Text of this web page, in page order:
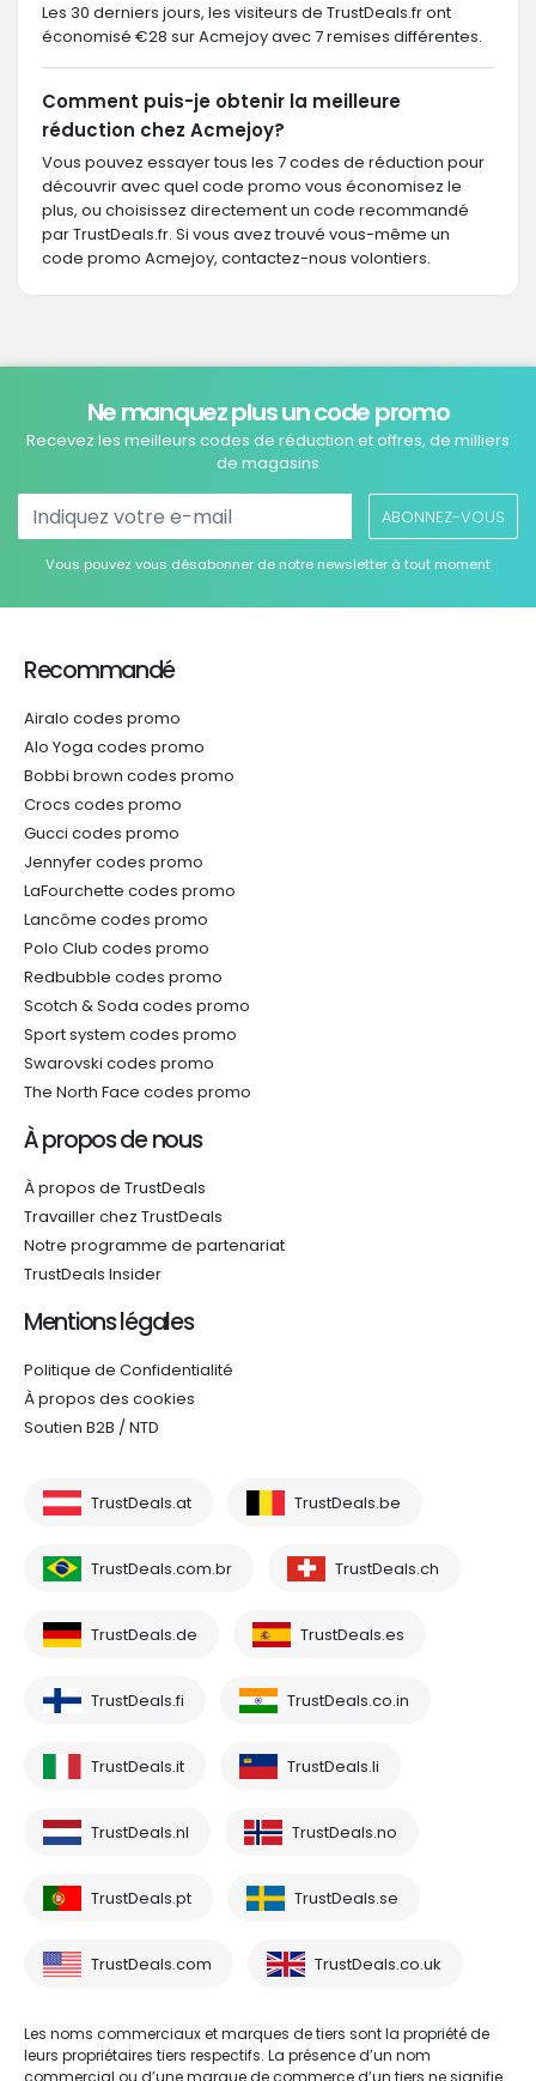
Les 30 derniers jours, les visiteurs de TrustDeals.fr ont
économisé €28 sur Acmejoy avec 7 remises différentes.
Comment puis-je obtenir la meilleure
réduction chez Acmejoy?
Vous pouvez essayer tous les 7 codes de réduction pour
découvrir avec quel code promo vous économisez le
plus, ou choisissez directement un code recommandé
par TrustDeals.fr. Si vous avez trouvé vous-même un
code promo Acmejoy, contactez-nous volontiers.
Ne manquez plus un code promo
Recevez les meilleurs codes de réduction et offres, de milliers
de magasins
ABONNEZ-VOUS
Vous pouvez vous désabonner de notre newsletter à tout moment
Recommandé
Airalo codes promo
Alo Yoga codes promo
Bobbi brown codes promo
Crocs codes promo
Gucci codes promo
Jennyfer codes promo
LaFourchette codes promo
Lancôme codes promo
Polo Club codes promo
Redbubble codes promo
Scotch & Soda codes promo
Sport system codes promo
Swarovski codes promo
The North Face codes promo
À propos de nous
À propos de TrustDeals
Travailler chez TrustDeals
Notre programme de partenariat
TrustDeals Insider
Mentions légales
Politique de Confidentialité
À propos des cookies
Soutien B2B / NTD
TrustDeals.at TrustDeals.be
TrustDeals.com.br TrustDeals.ch
TrustDeals.de TrustDeals.es
TrustDeals.fi TrustDeals.co.in
TrustDeals.it TrustDeals.li
TrustDeals.nl TrustDeals.no
TrustDeals.pt TrustDeals.se
TrustDeals.com TrustDeals.co.uk
Les noms commerciaux et marques de tiers sont la propriété de
leurs propriétaires tiers respectifs. La présence d’un nom
commercial ou d’une marque de commerce d’un tiers ne signifie